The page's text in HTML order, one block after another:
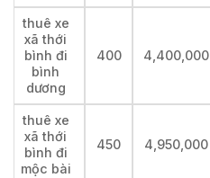
thuê xe
xã thới
bình đi
bình
dương
400 4,400,000
thuê xe
xã thới
bình đi
mộc bài
450 4,950,000